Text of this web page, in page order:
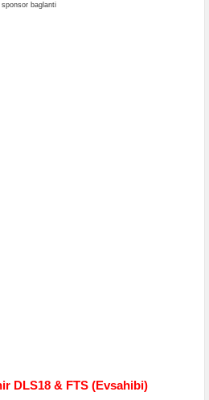
sponsor baglanti
DLS18 & FTS (Evsahibi)